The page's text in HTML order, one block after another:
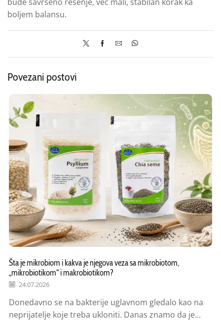
boljem balansu.
Povezani postovi
Šta je mikrobiom i kakva je njegova veza sa mikrobiotom,
„mikrobiotikom“ i makrobiotikom?
24.07.2026
Donedavno se na bakterije uglavnom gledalo kao na
neprijatelje koje treba ukloniti. Danas znamo da je...